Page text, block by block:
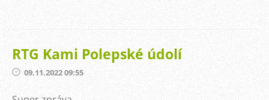
RTG Kami Polepské údolí
09.11.2022 09:55